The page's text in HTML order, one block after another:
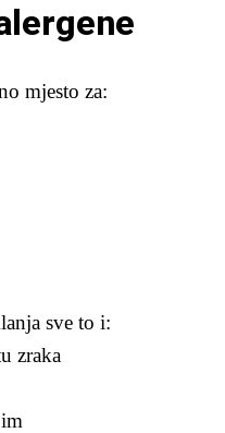
mjesto za:
sve to i:
zraka